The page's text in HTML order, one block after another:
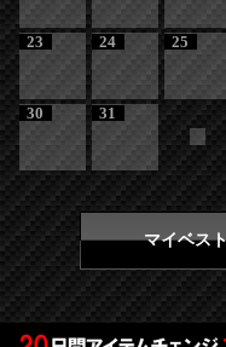
23 24 25
30 31
マイベス